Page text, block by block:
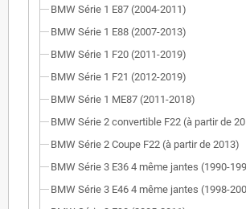
BMW Série 1 E87 (2004-2011)
BMW Série 1 E88 (2007-2013)
BMW Série 1 F20 (2011-2019)
BMW Série 1 F21 (2012-2019)
BMW Série 1 ME87 (2011-2018)
BMW Série 2 convertible F22 (à partir de
BMW Série 2 Coupe F22 (à partir de 2013)
BMW Série 3 E36 4 même jantes (1990-
BMW Série 3 E46 4 même jantes (1998-